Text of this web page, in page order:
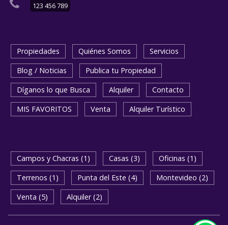
123 456 789
Propiedades Quiénes Somos
Servicios
Blog / Noticias
Publica tu Propiedad
Díganos lo que Busca
Alquiler
Contacto
MIS FAVORITOS
Venta Alquiler Turístico
Campos y Chacras (1) Casas (3)
Oficinas (1)
Terrenos (1)
Punta del Este (4)
Montevideo (2)
Venta (5)
Alquiler (2)